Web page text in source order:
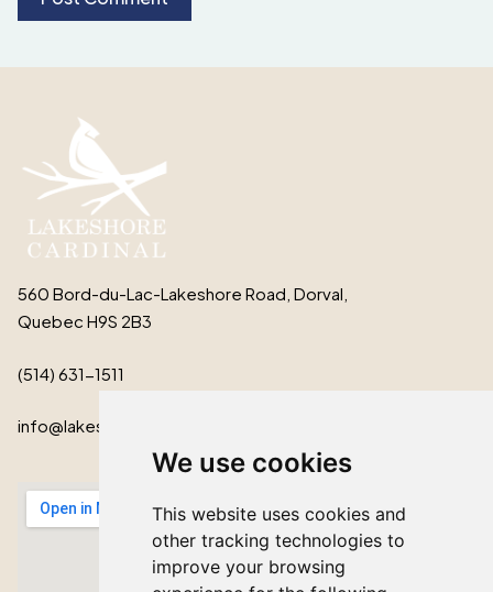
We use cookies
This website uses cookies and
other tracking technologies to
improve your browsing
560 Bord-du-Lac-Lakeshore Road, Dorval,
Quebec H9S 2B3
(514) 631-1511
info@lakeshorecardinal.ca